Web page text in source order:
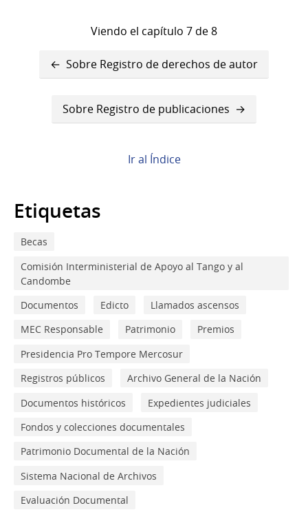
Viendo el capítulo 7 de 8
Enlaces
transversales
Registro
de
instituciones
Sobre Registro de derechos de autor
Sobre Registro de publicaciones
Ir al Índice
Etiquetas
Becas
Comisión Interministerial de Apoyo al Tango y al
Candombe
Documentos
Edicto
Llamados ascensos
MEC Responsable
Patrimonio
Premios
Presidencia Pro Tempore Mercosur
Registros públicos
Archivo General de la Nación
Documentos históricos
Expedientes judiciales
Fondos y colecciones documentales
Patrimonio Documental de la Nación
Sistema Nacional de Archivos
Evaluación Documental